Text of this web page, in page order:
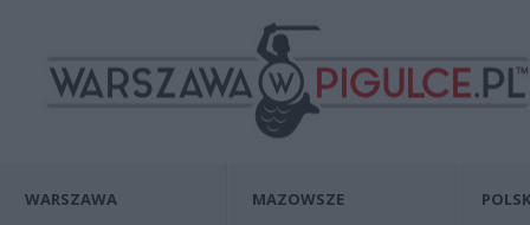
WARSZAWA MAZOWSZE